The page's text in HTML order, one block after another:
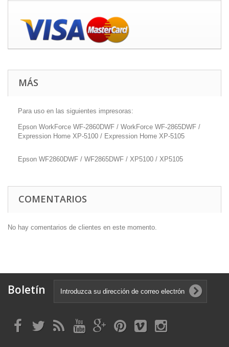
MÁS
Para uso en las siguientes impresoras:
Epson WorkForce WF-2860DWF / WorkForce WF-2865DWF /
Expression Home XP-5100 / Expression Home XP-5105
Epson WF2860DWF / WF2865DWF / XP5100 / XP5105
COMENTARIOS
No hay comentarios de clientes en este momento.
Boletín